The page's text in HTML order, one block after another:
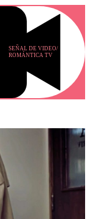
SEÑAL DE VIDEO/
ROMÁNTICA TV